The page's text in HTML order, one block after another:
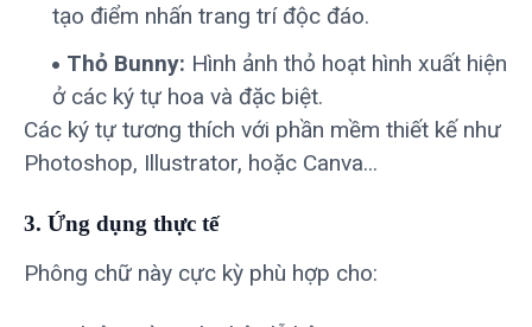
tạo điểm nhấn trang trí độc đáo.
Thỏ Bunny: Hình ảnh thỏ hoạt hình xuất hiện
ở các ký tự hoa và đặc biệt.
Các ký tự tương thích với phần mềm thiết kế như
Photoshop, Illustrator, hoặc Canva...
3. Ứng dụng thực tế
Phông chữ này cực kỳ phù hợp cho: